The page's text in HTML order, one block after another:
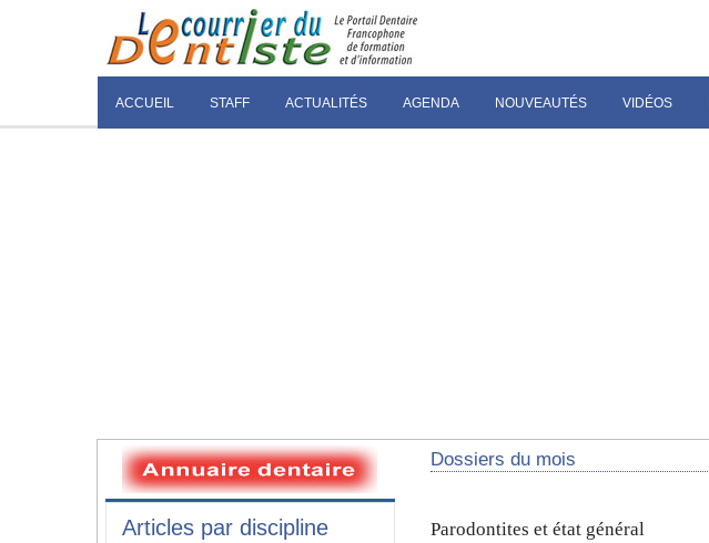
ACCUEIL STAFF ACTUALITÉS AGENDA NOUVEAUTÉS VIDÉOS
Dossiers du mois
Parodontites et état général
Articles par discipline